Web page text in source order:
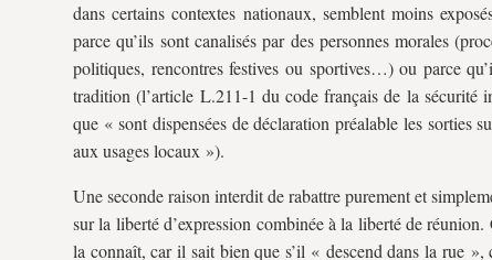
dans certains contextes nationaux, semblent moins
parce qu’ils sont canalisés par des personnes morales
politiques, rencontres festives ou sportives…) ou parce
tradition (l’article L.211-1 du code français de la sécurité
que « sont dispensées de déclaration préalable les sorties
aux usages locaux »).
Une seconde raison interdit de rabattre purement et
sur la liberté d’expression combinée à la liberté de
la connaît, car il sait bien que s’il « descend dans la rue »,